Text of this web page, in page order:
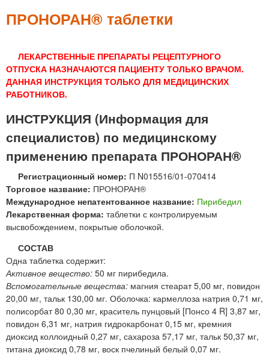
ПРОНОРАН® таблетки
ЛЕКАРСТВЕННЫЕ ПРЕПАРАТЫ РЕЦЕПТУРНОГО
ОТПУСКА НАЗНАЧАЮТСЯ ПАЦИЕНТУ ТОЛЬКО ВРАЧОМ.
ДАННАЯ ИНСТРУКЦИЯ ТОЛЬКО ДЛЯ МЕДИЦИНСКИХ
РАБОТНИКОВ.
ИНСТРУКЦИЯ (Информация для
специалистов) по медицинскому
применению препарата ПРОНОРАН®
Регистрационный номер: П N015516/01-070414
Торговое название: ПРОНОРАН®
Международное непатентованное название: Пирибедил
Лекарственная форма: таблетки с контролируемым
высвобождением, покрытые оболочкой.
СОСТАВ
Одна таблетка содержит:
Активное вещество: 50 мг пирибедила.
Вспомогательные вещества: магния стеарат 5,00 мг, повидон
20,00 мг, тальк 130,00 мг. Оболочка: кармеллоза натрия 0,71 мг,
полисорбат 80 0,30 мг, краситель пунцовый [Понсо 4 R] 3,87 мг,
повидон 6,31 мг, натрия гидрокарбонат 0,15 мг, кремния
диоксид коллоидный 0,27 мг, сахароза 57,17 мг, тальк 50,37 мг,
титана диоксид 0,78 мг, воск пчелиный белый 0,07 мг.